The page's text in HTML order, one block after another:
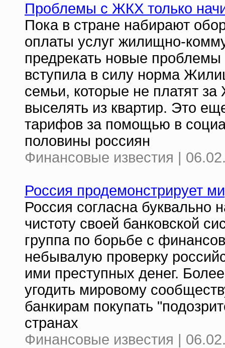
Проблемы с ЖКХ только
Пока в стране набирают
оплаты услуг жилищно-
предрекать новые
вступила в силу норма
семьи, которые не платят
выселять из квартир. Это
тарифов за помощью в
половины россиян
Финансовые известия |
Россия продемонстрирует
Россия согласна буквально
чистоту своей банковской
группа по борьбе с
небывалую проверку
ими преступных денег.
угодить мировому
банкирам покупать
странах
Финансовые известия |